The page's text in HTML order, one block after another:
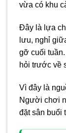
vừa có khu
Đây là lựa
lưu, nghỉ
gỡ cuối
hỏi trước về
Vì đây là
Người chơi
đặt sân buổi